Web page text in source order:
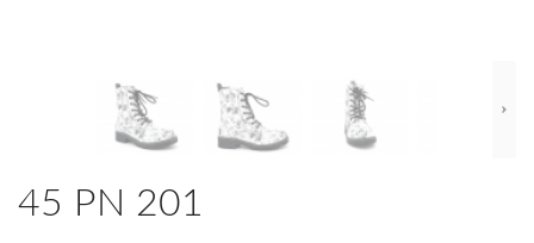
45 PN 201